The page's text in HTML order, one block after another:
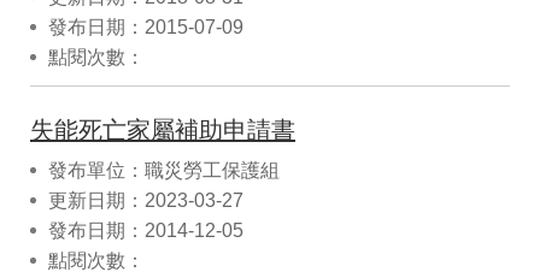
發布日期：2015-07-09
點閱次數：
失能死亡家屬補助申請書
發布單位：職災勞工保護組
更新日期：2023-03-27
發布日期：2014-12-05
點閱次數：